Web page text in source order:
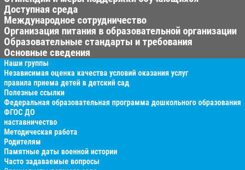
Доступная среда
Международное сотрудничество
Организация питания в образовательной организации
Образовательные стандарты и требования
Основные сведения
Наши группы
Независимая оценка качества условий оказания услуг
правила приема детей в детский сад
Полезные ссылки
Федеральная образовательная программа дошкольного образования
ФГОС ДО
наставничество
Методическая работа
Родителям
Памятные даты военной истории
Часто задаваемые вопросы